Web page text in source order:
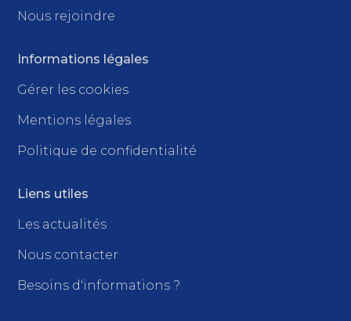
Nous rejoindre
Informations légales
Gérer les cookies
Mentions légales
Politique de confidentialité
Liens utiles
Les actualités
Nous contacter
Besoins d'informations ?